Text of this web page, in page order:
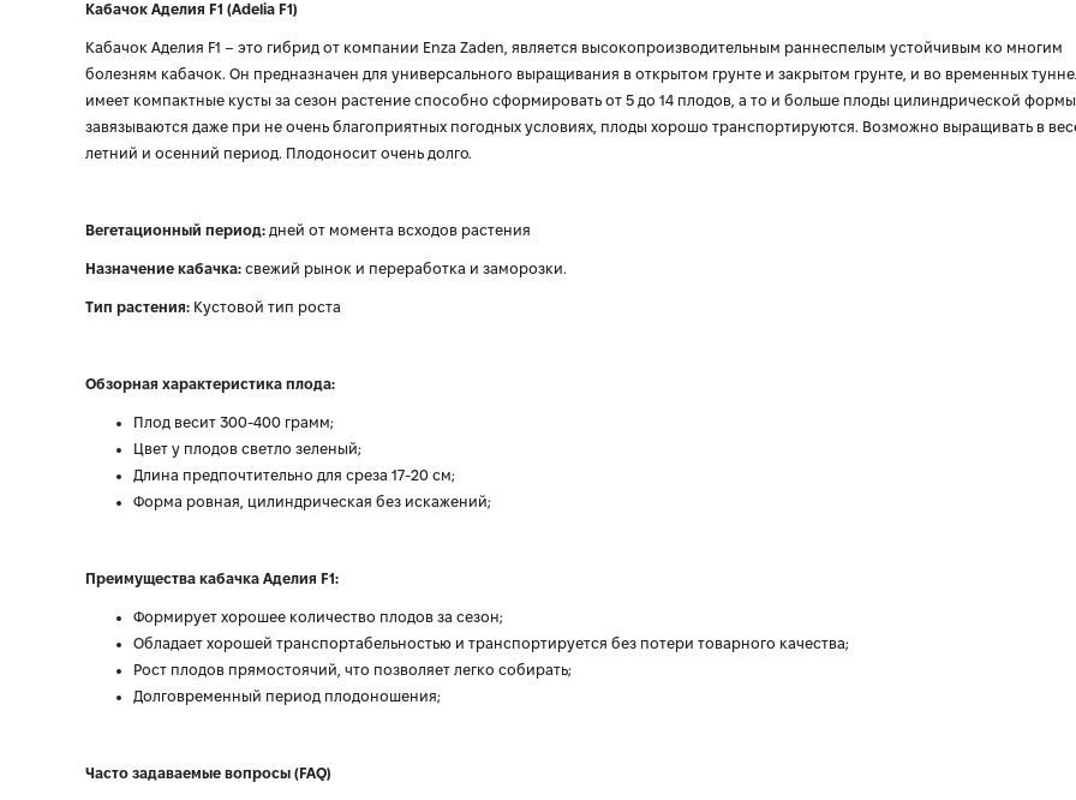
Кабачок Аделия F1 (Adelia F1)
Кабачок Аделия F1 – это гибрид от компании Enza Zaden, является высокопроизводительным раннеспелым устойчивым ко многим
болезням кабачок. Он предназначен для универсального выращивания в открытом грунте и закрытом грунте, и во временных
имеет компактные кусты за сезон растение способно сформировать от 5 до 14 плодов, а то и больше плоды цилиндрической
завязываются даже при не очень благоприятных погодных условиях, плоды хорошо транспортируются. Возможно выращивать в
летний и осенний период. Плодоносит очень долго.
Вегетационный период: дней от момента всходов растения
Назначение кабачка: свежий рынок и переработка и заморозки.
Тип растения: Кустовой тип роста
Обзорная характеристика плода:
Плод весит 300-400 грамм;
Цвет у плодов светло зеленый;
Длина предпочтительно для среза 17-20 см;
Форма ровная, цилиндрическая без искажений;
Преимущества кабачка Аделия F1:
Формирует хорошее количество плодов за сезон;
Обладает хорошей транспортабельностью и транспортируется без потери товарного качества;
Рост плодов прямостоячий, что позволяет легко собирать;
Долговременный период плодоношения;
Часто задаваемые вопросы (FAQ)